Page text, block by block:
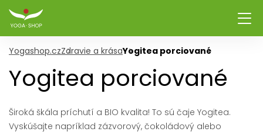
Yogashop.czZdravie a krásaYogitea porciované
Yogitea porciované
Široká škála príchutí a BIO kvalita! To sú čaje Yogitea.
Vyskúšajte napríklad zázvorový, čokoládový alebo